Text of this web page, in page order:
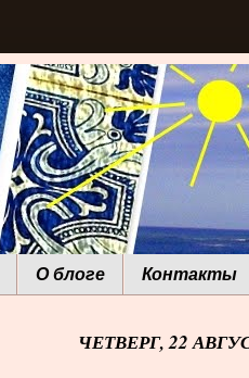
О блоге Контакты
ЧЕТВЕРГ, 22